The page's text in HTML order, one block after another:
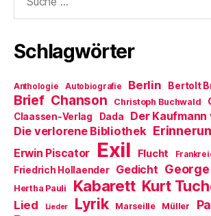
nach:
Schlagwörter
Anthologie Autobiografie Berlin Bertolt
Brief Chanson Christoph Buchwald
Claassen-Verlag Dada Der Kaufmann
Die verlorene Bibliothek
Erwin Piscator Exil Flucht
Friedrich Hollaender Gedicht
Hertha Pauli Kabarett Kurt
Lied Lieder Lyrik Marseille Müller